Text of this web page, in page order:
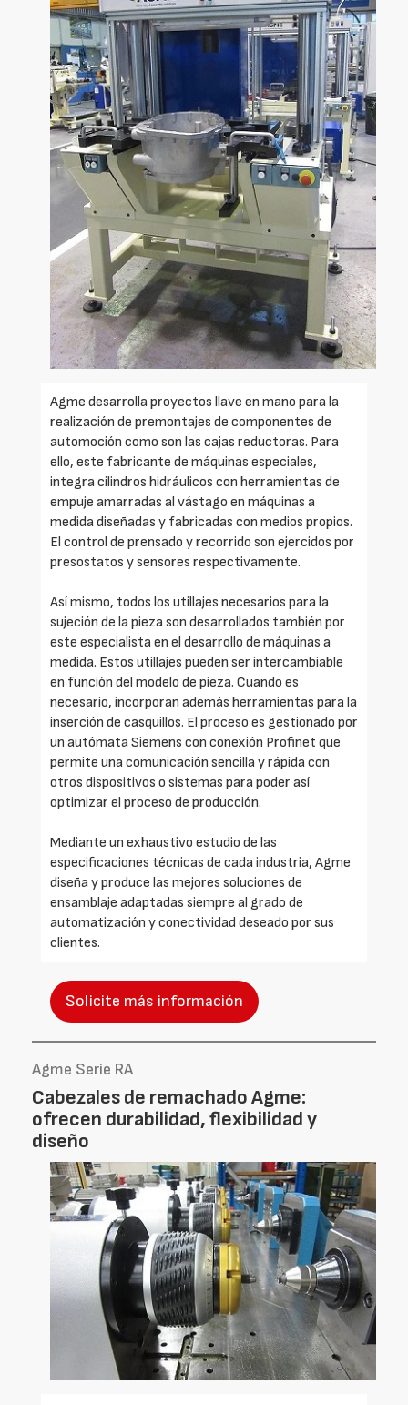
Agme desarrolla proyectos llave en mano para la
realización de premontajes de componentes de
automoción como son las cajas reductoras. Para
ello, este fabricante de máquinas especiales,
integra cilindros hidráulicos con herramientas de
empuje amarradas al vástago en máquinas a
medida diseñadas y fabricadas con medios propios.
El control de prensado y recorrido son ejercidos por
presostatos y sensores respectivamente.
Así mismo, todos los utillajes necesarios para la
sujeción de la pieza son desarrollados también por
este especialista en el desarrollo de máquinas a
medida. Estos utillajes pueden ser intercambiable
en función del modelo de pieza. Cuando es
necesario, incorporan además herramientas para la
inserción de casquillos. El proceso es gestionado por
un autómata Siemens con conexión Profinet que
permite una comunicación sencilla y rápida con
otros dispositivos o sistemas para poder así
optimizar el proceso de producción.
Mediante un exhaustivo estudio de las
especificaciones técnicas de cada industria, Agme
diseña y produce las mejores soluciones de
ensamblaje adaptadas siempre al grado de
automatización y conectividad deseado por sus
clientes.
Solicite más información
Agme Serie RA
Cabezales de remachado Agme:
ofrecen durabilidad, flexibilidad y
diseño